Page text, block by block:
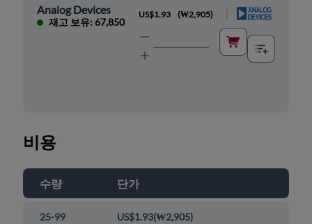
Analog Devices
재고 보유: 67,850
US$1.93 (₩2,905)
비용
수량 단가
25-99 US$1.93(₩2,905)